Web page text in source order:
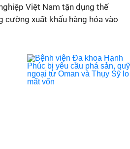
Việt Nam tận dụng thế
cường xuất khẩu hàng hóa vào